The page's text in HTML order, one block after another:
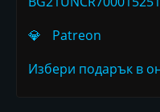
💎
Patreon
Избери подарък в